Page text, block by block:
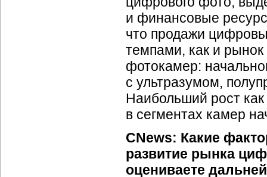
и финансовые
что продажи
темпами, как и
фотокамер:
с ультразумом,
Наибольший рост
в сегментах камер
CNews: Какие
развитие рынка
оцениваете